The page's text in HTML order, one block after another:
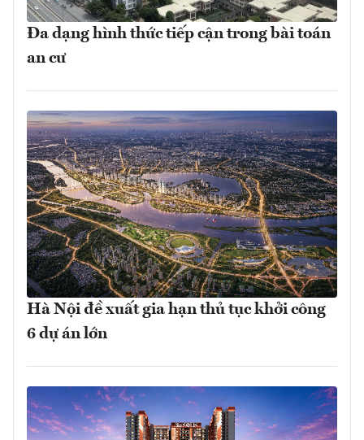
Đa dạng hình thức tiếp cận trong bài toán
an cư
Hà Nội đề xuất gia hạn thủ tục khởi công
6 dự án lớn